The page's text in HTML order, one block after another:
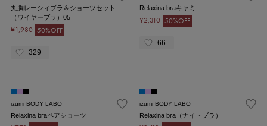
丸胸レーシィブラ＆ショーツセット
（ワイヤーブラ）05
¥1,980 50%OFF
329
Relaxina braキャミ
¥2,310 50%OFF
66
izumi BODY LABO
Relaxina braペアショーツ
izumi BODY LABO
Relaxina bra（ナイトブラ）